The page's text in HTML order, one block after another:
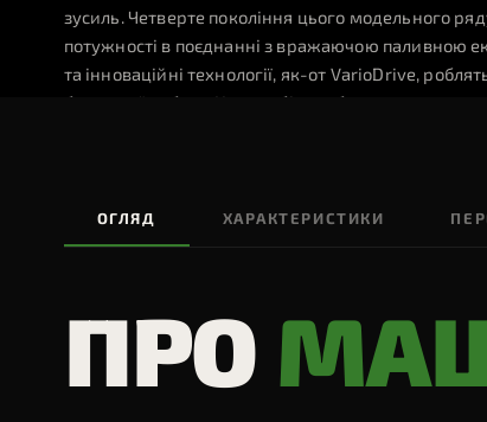
Технології Precision Agriculture
зусиль. Четверте покоління цього модельного
потужності в поєднанні з вражаючою паливною
та інноваційні технології, як-от VarioDrive,
будь-якої роботи. Нова кабіна забезпечує
430 л/хв
ГІДРОСИСТЕМА
550 к.с.
DYNAMICPERFORMANCE
ОГЛЯД ХАРАКТЕРИСТИКИ
ПРО